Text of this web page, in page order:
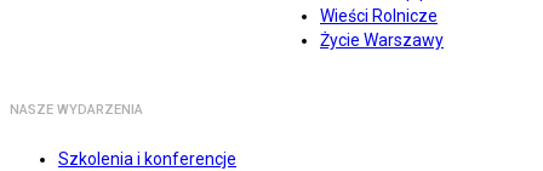
Wieści Rolnicze
Życie Warszawy
NASZE WYDARZENIA
Szkolenia i konferencje